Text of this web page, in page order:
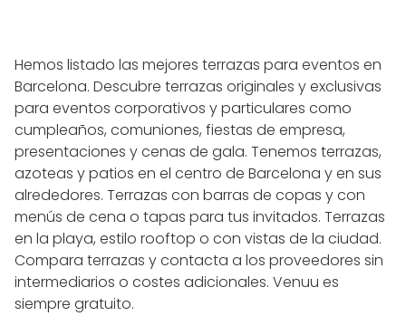
Hemos listado las mejores terrazas para eventos en
Barcelona. Descubre terrazas originales y exclusivas
para eventos corporativos y particulares como
cumpleaños, comuniones, fiestas de empresa,
presentaciones y cenas de gala. Tenemos terrazas,
azoteas y patios en el centro de Barcelona y en sus
alrededores. Terrazas con barras de copas y con
menús de cena o tapas para tus invitados. Terrazas
en la playa, estilo rooftop o con vistas de la ciudad.
Compara terrazas y contacta a los proveedores sin
intermediarios o costes adicionales. Venuu es
siempre gratuito.